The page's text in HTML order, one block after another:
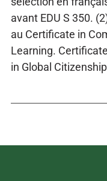
avant EDU S 350.
au Certificate in
Learning.
in Global